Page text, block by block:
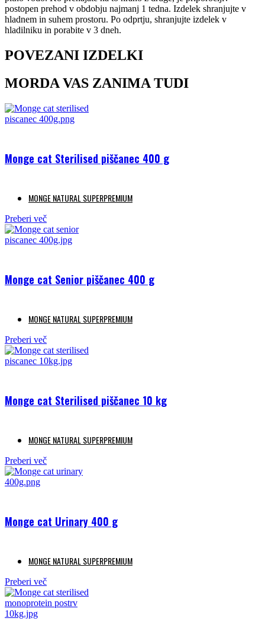
postopen prehod v obdobju najmanj 1 tedna. Izdelek shranjujte v
hladnem in suhem prostoru. Po odprtju, shranjujte izdelek v
hladilniku in porabite v 3 dneh.
POVEZANI IZDELKI
MORDA VAS ZANIMA TUDI
Monge cat Sterilised piščanec 400 g
MONGE NATURAL SUPERPREMIUM
Preberi več
Monge cat Senior piščanec 400 g
MONGE NATURAL SUPERPREMIUM
Preberi več
Monge cat Sterilised piščanec 10 kg
MONGE NATURAL SUPERPREMIUM
Preberi več
Monge cat Urinary 400 g
MONGE NATURAL SUPERPREMIUM
Preberi več